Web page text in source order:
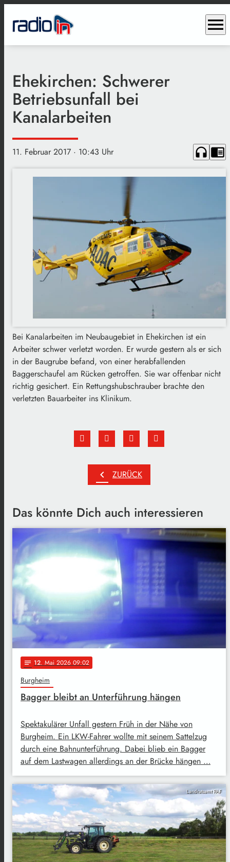
menu
Ehekirchen: Schwerer
Betriebsunfall bei
Kanalarbeiten
11. Februar 2017 · 10:43 Uhr headphones chrome_reader_mode
Bei Kanalarbeiten im Neubaugebiet in Ehekirchen ist ein
Arbeiter schwer verletzt worden. Er wurde gestern als er sich
in der Baugrube befand, von einer herabfallenden
Baggerschaufel am Rücken getroffen. Sie war offenbar nicht
richtig gesichert. Ein Rettungshubschrauber brachte den
verletzten Bauarbeiter ins Klinikum.
chevron_left ZURÜCK
Das könnte Dich auch interessieren
notes 12. Mai 2026 09:02
Burgheim
Bagger bleibt an Unterführung hängen
Spektakulärer Unfall gestern Früh in der Nähe von
Burgheim. Ein LKW-Fahrer wollte mit seinem Sattelzug
durch eine Bahnunterführung. Dabei blieb ein Bagger
auf dem Lastwagen allerdings an der Brücke hängen …
Landratsamt PAF